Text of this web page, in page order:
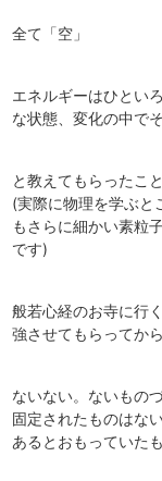
全て「空」
エネルギーはひとい
な状態、変化の中で
と教えてもらったこ
(実際に物理を学ぶと
もさらに細かい素粒
です)
般若心経のお寺に行
強させてもらってか
ないない。ないもの
固定されたものはない
あるとおもっていた